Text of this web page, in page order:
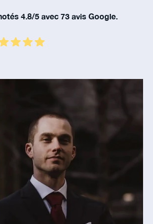
4.8/5 avec 73 avis Google.